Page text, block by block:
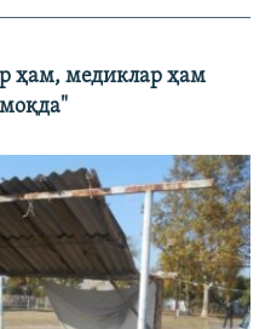
ҳам, медиклар ҳам